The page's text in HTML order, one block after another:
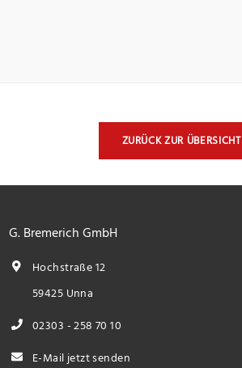
ZURÜCK ZUR ÜBERSICHT
G. Bremerich GmbH
Hochstraße 12
59425 Unna
02303 - 258 70 10
E-Mail jetzt senden